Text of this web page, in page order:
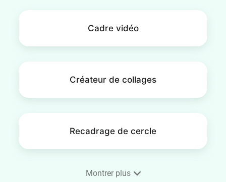
Cadre vidéo
Créateur de collages
Recadrage de cercle
Montrer plus